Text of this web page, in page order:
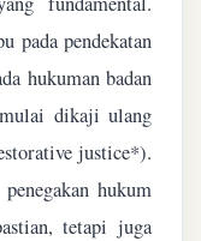
pada pendekatan
hukuman badan
dikaji ulang
justice*).
hukum
tetapi juga